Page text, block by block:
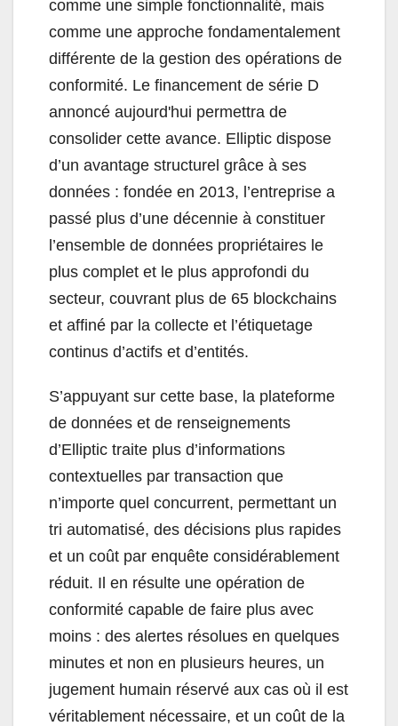
comme une simple fonctionnalité, mais
comme une approche fondamentalement
différente de la gestion des opérations de
conformité. Le financement de série D
annoncé aujourd'hui permettra de
consolider cette avance. Elliptic dispose
d’un avantage structurel grâce à ses
données : fondée en 2013, l’entreprise a
passé plus d’une décennie à constituer
l’ensemble de données propriétaires le
plus complet et le plus approfondi du
secteur, couvrant plus de 65 blockchains
et affiné par la collecte et l’étiquetage
continus d’actifs et d’entités.
S’appuyant sur cette base, la plateforme
de données et de renseignements
d’Elliptic traite plus d’informations
contextuelles par transaction que
n’importe quel concurrent, permettant un
tri automatisé, des décisions plus rapides
et un coût par enquête considérablement
réduit. Il en résulte une opération de
conformité capable de faire plus avec
moins : des alertes résolues en quelques
minutes et non en plusieurs heures, un
jugement humain réservé aux cas où il est
véritablement nécessaire, et un coût de la